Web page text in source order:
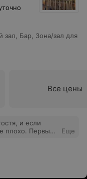
зал Бар
Зона/зал для
Все цены
и если
плохо. Первый
так
попросил
пьяного
стойкой,
Еще